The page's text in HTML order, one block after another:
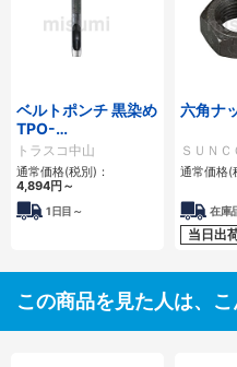
ベルトポンチ 黒染め
TPO-
360/-420/-450
トラスコ中山
通常価格(税別)：
4,894円 ～
1日目～
六角ナ
ＳＵＮＣ
通常価格(
在庫
当日出
この商品を見た人は、